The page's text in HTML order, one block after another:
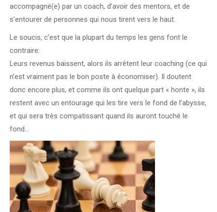
accompagné(e) par un coach, d’avoir des mentors, et de
s’entourer de personnes qui nous tirent vers le haut.
Le soucis, c’est que la plupart du temps les gens font le
contraire:
Leurs revenus baissent, alors ils arrêtent leur coaching (ce qui
n’est vraiment pas le bon poste à économiser). Il doutent
donc encore plus, et comme ils ont quelque part « honte », ils
restent avec un entourage qui les tire vers le fond de l’abysse,
et qui sera très compatissant quand ils auront touché le
fond…